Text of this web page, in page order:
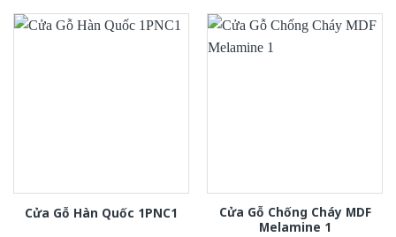
Cửa Gỗ Hàn Quốc 1PNC1
Cửa Gỗ Chống Cháy MDF
Melamine 1